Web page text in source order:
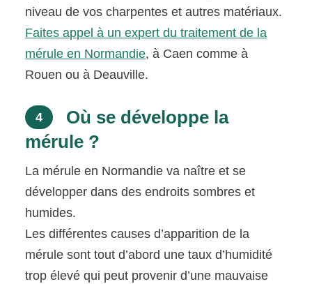
niveau de vos charpentes et autres matériaux.
Faites appel à un expert du traitement de la
mérule en Normandie, à Caen comme à
Rouen ou à Deauville.
4
Où se développe la
mérule ?
La mérule en Normandie va naître et se
développer dans des endroits sombres et
humides.
Les différentes causes d’apparition de la
mérule sont tout d’abord une taux d’humidité
trop élevé qui peut provenir d’une mauvaise